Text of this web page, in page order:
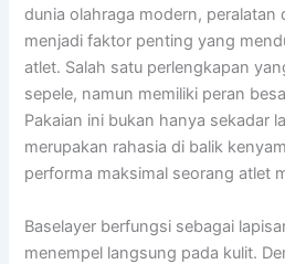
dunia olahraga modern, peralatan
menjadi faktor penting yang
atlet. Salah satu perlengkapan
sepele, namun memiliki peran
Pakaian ini bukan hanya sekadar
merupakan rahasia di balik
performa maksimal seorang atlet
Baselayer berfungsi sebagai
menempel langsung pada kulit.